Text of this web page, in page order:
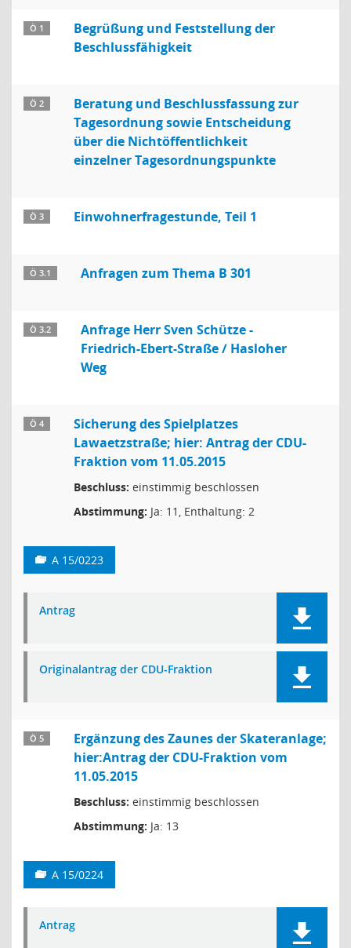
Ö 1
Begrüßung und Feststellung der
Beschlussfähigkeit
Ö 2
Beratung und Beschlussfassung zur
Tagesordnung sowie Entscheidung
über die Nichtöffentlichkeit
einzelner Tagesordnungspunkte
Ö 3 Einwohnerfragestunde, Teil 1
Ö 3.1 Anfragen zum Thema B 301
Ö 3.2
Anfrage Herr Sven Schütze -
Friedrich-Ebert-Straße / Hasloher
Weg
Ö 4
Sicherung des Spielplatzes
Lawaetzstraße; hier: Antrag der CDU-
Fraktion vom 11.05.2015
Beschluss: einstimmig beschlossen
Abstimmung: Ja: 11, Enthaltung: 2
A 15/0223
Antrag
Originalantrag der CDU-Fraktion
Ö 5
Ergänzung des Zaunes der Skateranlage;
hier:Antrag der CDU-Fraktion vom
11.05.2015
Beschluss: einstimmig beschlossen
Abstimmung: Ja: 13
A 15/0224
Antrag